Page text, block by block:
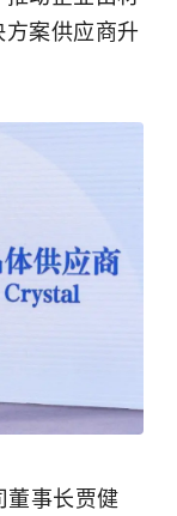
案供应商升
董事长贾健